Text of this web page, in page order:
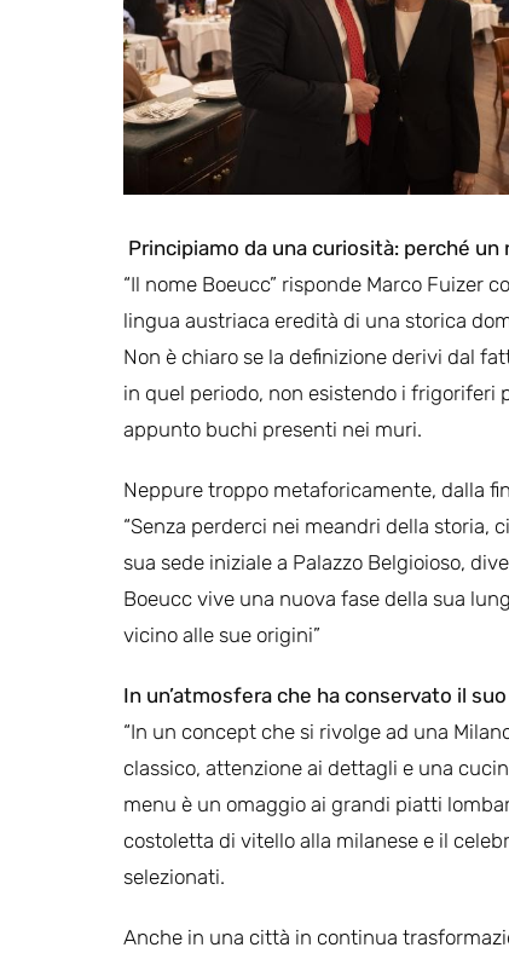
Principiamo da una curiosità: perché
“Il nome Boeucc” risponde Marco Fuizer
lingua austriaca eredità di una storica
Non è chiaro se la definizione derivi dal
in quel periodo, non esistendo i frigoriferi
appunto buchi presenti nei muri.
Neppure troppo metaforicamente, dalla
“Senza perderci nei meandri della storia,
sua sede iniziale a Palazzo Belgioioso,
Boeucc vive una nuova fase della sua
vicino alle sue origini”
In un’atmosfera che ha conservato il
“In un concept che si rivolge ad una
classico, attenzione ai dettagli e una
menu è un omaggio ai grandi piatti
costoletta di vitello alla milanese e il
selezionati.
Anche in una città in continua